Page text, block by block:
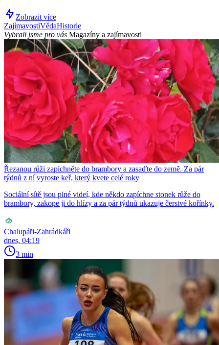
Zobrazit více
ZajímavostiVědaHistorie
Vybrali jsme pro vás Magazíny a zajímavosti
Řezanou růži zapíchněte do brambory a zasaďte do země. Za pár
týdnů z ní vyroste keř, který kvete celé roky
Sociální sítě jsou plné videí, kde někdo zapíchne stonek růže do
brambory, zakope ji do hlízy a za pár týdnů ukazuje čerstvé kořínky.
Chalupáři-Zahrádkáři
dnes, 04:19
3 min